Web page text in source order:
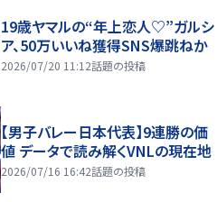
19歳ヤマルの“年上恋人♡”ガルシ
ア、50万いいね獲得SNS爆跳ねか
2026/07/20 11:12話題の投稿
【男子バレー日本代表】9連勝の価
値 データで読み解くVNLの現在地
2026/07/16 16:42話題の投稿